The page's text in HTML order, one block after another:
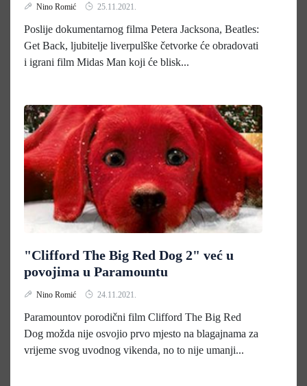
Nino Romić 25.11.2021.
Poslije dokumentarnog filma Petera Jacksona, Beatles:
Get Back, ljubitelje liverpulške četvorke će obradovati
i igrani film Midas Man koji će blisk...
"Clifford The Big Red Dog 2" već u
povojima u Paramountu
Nino Romić 24.11.2021.
Paramountov porodični film Clifford The Big Red
Dog možda nije osvojio prvo mjesto na blagajnama za
vrijeme svog uvodnog vikenda, no to nije umanji...